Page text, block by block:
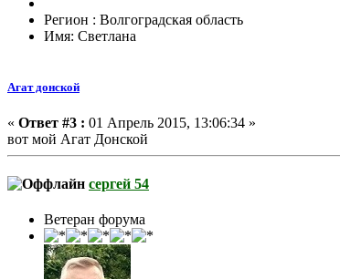
Регион : Волгоградская область
Имя: Светлана
Агат донской
« Ответ #3 : 01 Апрель 2015, 13:06:34 »
вот мой Агат Донской
сергей 54
Ветеран форума